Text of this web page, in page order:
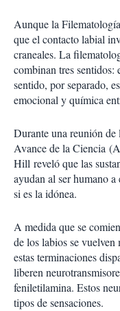
Aunque la
que el contacto labial
craneales. La
combinan tres
sentido, por separado,
emocional y química
Durante una reunión
Avance de la Ciencia
Hill reveló que las
ayudan al ser humano
si es la idónea.
A medida que se
de los labios se vuelven
estas terminaciones
liberen
feniletilamina. Estos
tipos de sensaciones.